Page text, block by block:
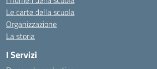
Le carte della scuola
Organizzazione
La storia
I Servizi